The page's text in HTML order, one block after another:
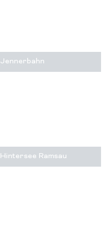
Jennerbahn
Hintersee Ramsau